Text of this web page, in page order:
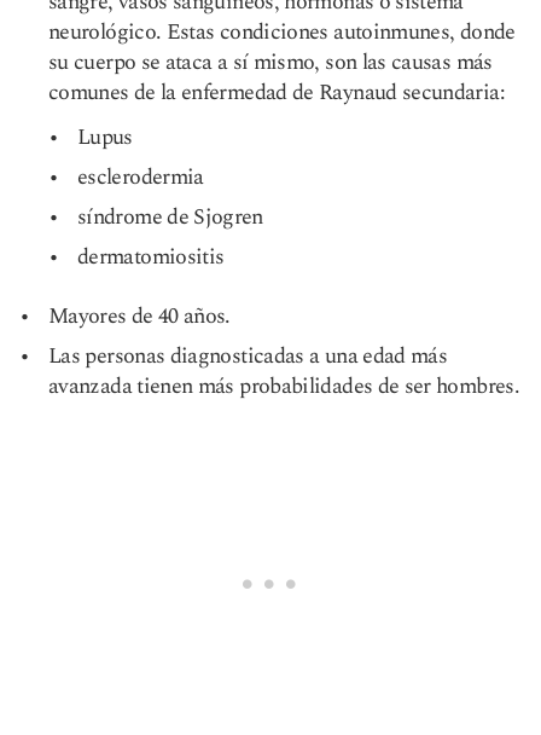
neurológico. Estas condiciones autoinmunes, donde
su cuerpo se ataca a sí mismo, son las causas más
comunes de la enfermedad de Raynaud secundaria:
Lupus
esclerodermia
síndrome de Sjogren
dermatomiositis
Mayores de 40 años.
Las personas diagnosticadas a una edad más
avanzada tienen más probabilidades de ser hombres.